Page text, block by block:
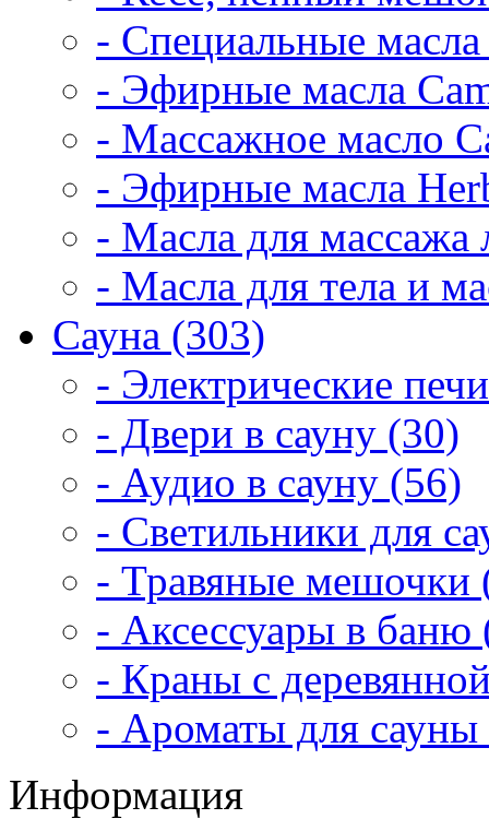
- Специальные
- Эфирные масла
- Массажное масло
- Эфирные масла
- Масла для массажа
- Масла для тела и
Сауна (303)
- Электрические
- Двери в сауну (30)
- Аудио в сауну (56)
- Светильники для
- Травяные мешочки
- Аксессуары в баню
- Краны с
- Ароматы для
Информация